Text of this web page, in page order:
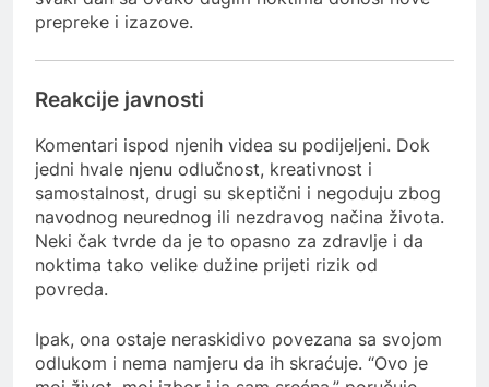
prepreke i izazove.
Reakcije javnosti
Komentari ispod njenih videa su podijeljeni. Dok
jedni hvale njenu odlučnost, kreativnost i
samostalnost, drugi su skeptični i negoduju zbog
navodnog neurednog ili nezdravog načina života.
Neki čak tvrde da je to opasno za zdravlje i da
noktima tako velike dužine prijeti rizik od
povreda.
Ipak, ona ostaje neraskidivo povezana sa svojom
odlukom i nema namjeru da ih skraćuje. “Ovo je